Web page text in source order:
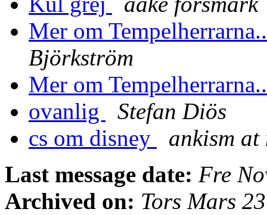
Mer om
Björkström
Mer om
ovanlig
Stefan Diös
cs om disney
ankism at
Last message date: Fre
Archived on: Tors Mars